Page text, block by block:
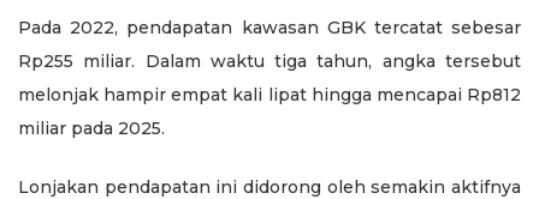
Pada 2022, pendapatan kawasan GBK tercatat sebesar
Rp255 miliar. Dalam waktu tiga tahun, angka tersebut
melonjak hampir empat kali lipat hingga mencapai Rp812
miliar pada 2025.
Lonjakan pendapatan ini didorong oleh semakin aktifnya